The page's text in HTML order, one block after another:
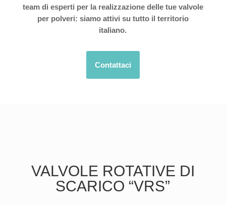
team di esperti per la realizzazione delle tue valvole
per polveri: siamo attivi su tutto il territorio
italiano.
Contattaci
VALVOLE ROTATIVE DI
SCARICO “VRS”